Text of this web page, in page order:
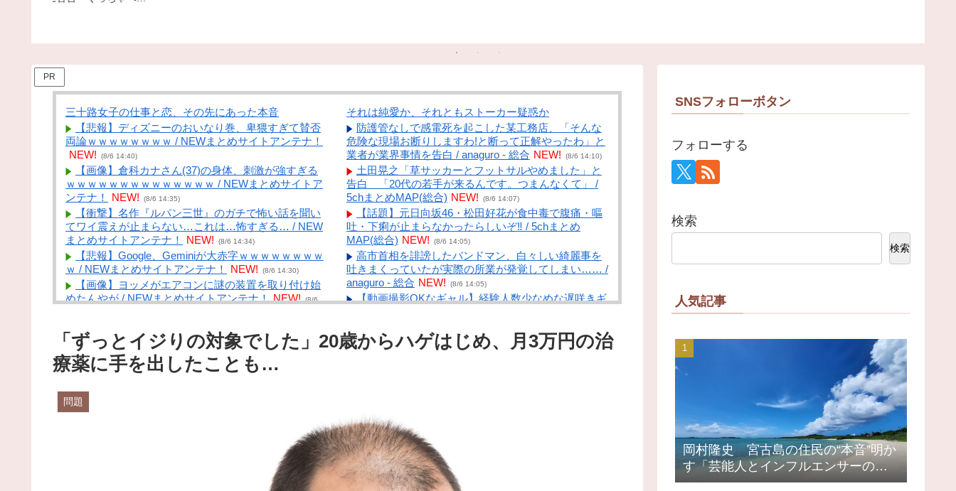
PR
三十路女子の仕事と恋、その先にあった本音
【悲報】ディズニーのおいなり巻、卑猥すぎて賛否
両論ｗｗｗｗｗｗｗｗ / NEWまとめサイトアンテナ！
NEW!
(8/6 14:40)
【画像】倉科カナさん(37)の身体、刺激が強すぎる
ｗｗｗｗｗｗｗｗｗｗｗｗｗｗ / NEWまとめサイトア
ンテナ！
NEW! (8/6 14:35)
【衝撃】名作『ルパン三世』のガチで怖い話を聞い
てワイ震えが止まらない…これは…怖すぎる… / NEW
まとめサイトアンテナ！
NEW! (8/6 14:34)
【悲報】Google、Geminiが大赤字ｗｗｗｗｗｗｗｗ
ｗ / NEWまとめサイトアンテナ！
NEW! (8/6 14:30)
【画像】ヨッメがエアコンに謎の装置を取り付け始
めたんやが / NEWまとめサイトアンテナ！ NEW! (8/6
ャンル – New World Antenna NEW! (8/6 14:27)
コメリとかいうホームセンター / まとめるZ
(8/6 14:05)
めるZ
TOKIO～光を求めて～ 二部 第１１５話 / まとめ
【国際】韓国在住の日本人女性インフルエンサー
(8/6 14:05)
猫の集会が見たいです・・・・【再】 / まとめる
それは純愛か、それともストーカー疑惑か
防護管なしで感電死を起こした某工務店、「そんな
危険な現場お断りしますわ!と断って正解やったわ」と
業者が業界事情を告白 / anaguro - 総合 NEW! (8/6 14:10)
土田晃之「草サッカーとフットサルやめました」と
告白 「20代の若手が来るんです。つまんなくて」 /
5chまとめMAP(総合) NEW! (8/6 14:07)
【話題】元日向坂46・松田好花が食中毒で腹痛・嘔
吐・下痢が止まらなかったらしいぞ‼ / 5chまとめ
MAP(総合) NEW! (8/6 14:05)
高市首相を誹謗したバンドマン、白々しい綺麗事を
吐きまくっていたが実際の所業が発覚してしまい…… /
anaguro - 総合 NEW! (8/6 14:05)
【動画撮影OKなギャル】経験人数少なめな遅咲きギ
メ会社「もちづきさんアニメ化！」謎の勢力「……」 /
5chまとめMAP(総合)
NEW!
てご満悦wwwwwwwwwwwwww / おまとめアンテナ
NEW! (8/6 13:32)
【画像】ビリー・アイリッシュ(24)さん、ライブで
マンスジが見える衣装を着て炎上 / 5chまとめMAP(総
合)
NEW! (8/6 13:19)
「ずっとイジりの対象でした」20歳からハゲはじめ、月3万円の治
療薬に手を出したことも…
問題
SNSフォローボタン
フォローする
検索
検索
人気記事
岡村隆史 宮古島の住民の“本音”明か
す「芸能人とインフルエンサーの島
になってしまったって」